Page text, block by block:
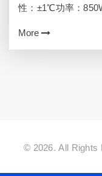
性：±1℃功率：
More
© 2026. All Rights